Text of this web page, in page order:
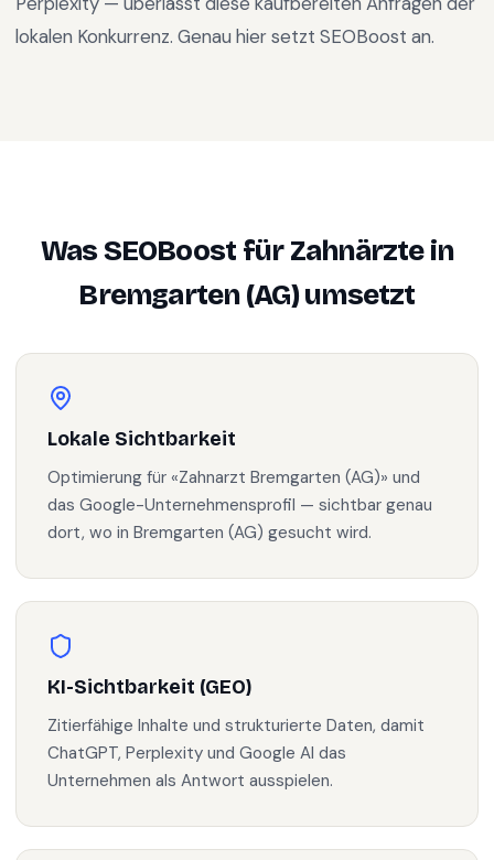
lokalen Konkurrenz. Genau hier setzt SEOBoost an.
Was SEOBoost fürZahnärztein
Bremgarten (AG)umsetzt
Lokale Sichtbarkeit
Optimierung für «Zahnarzt Bremgarten (AG)» und
das Google-Unternehmensprofil — sichtbar genau
dort, wo in Bremgarten (AG) gesucht wird.
KI-Sichtbarkeit (GEO)
Zitierfähige Inhalte und strukturierte Daten, damit
ChatGPT, Perplexity und Google AI das
Unternehmen als Antwort ausspielen.